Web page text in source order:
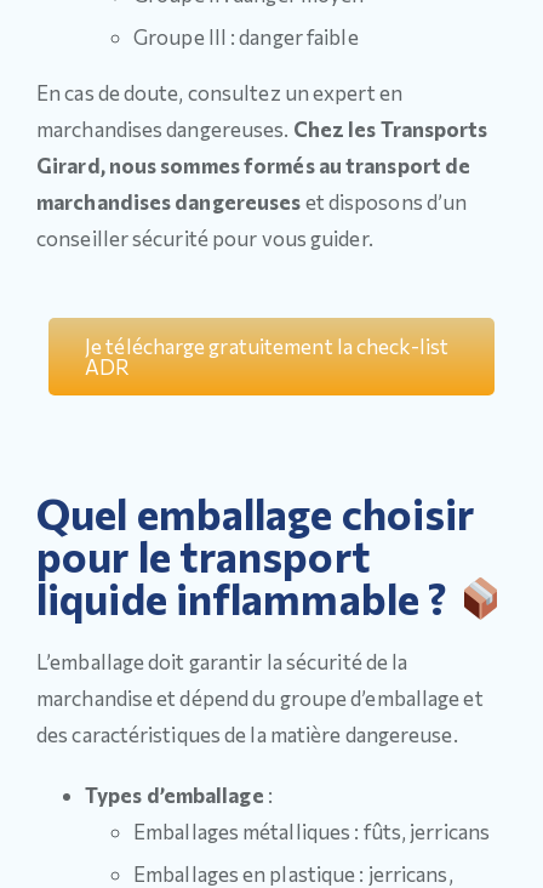
Groupe III : danger faible
En cas de doute, consultez un expert en
marchandises dangereuses. Chez les Transports
Girard, nous sommes formés au transport de
marchandises dangereuseset disposons d’un
conseiller sécurité pour vous guider.
Je télécharge gratuitement la check-list
ADR
Quel emballage choisir
pour le transport
liquide inflammable ?
L’emballage doit garantir la sécurité de la
marchandise et dépend du groupe d’emballage et
des caractéristiques de la matière dangereuse.
Types d’emballage :
Emballages métalliques : fûts, jerricans
Emballages en plastique : jerricans,